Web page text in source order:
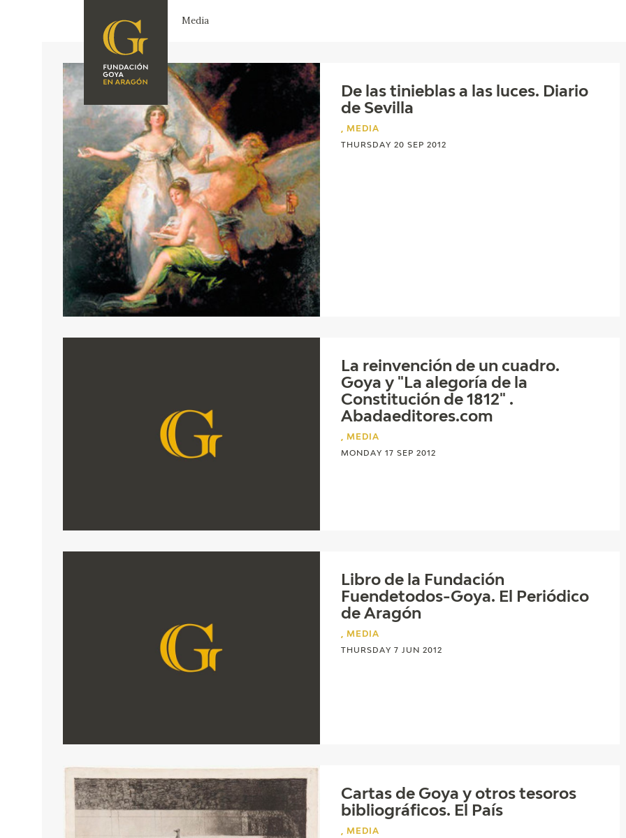
FOUNDATION
SOMOS
CIDG
CORPORATE
ACTION
SEDE
CONTACT
EXPOSICIONES
ACTIVIDADES
ACTUALIDAD
Media
De las tinieblas a las luces. Diario
de Sevilla
, MEDIA
THURSDAY 20 SEP 2012
La reinvención de un cuadro.
Goya y "La alegoría de la
Constitución de 1812" .
Abadaeditores.com
, MEDIA
MONDAY 17 SEP 2012
Libro de la Fundación
Fuendetodos-Goya. El Periódico
de Aragón
, MEDIA
THURSDAY 7 JUN 2012
Cartas de Goya y otros tesoros
bibliográficos. El País
, MEDIA